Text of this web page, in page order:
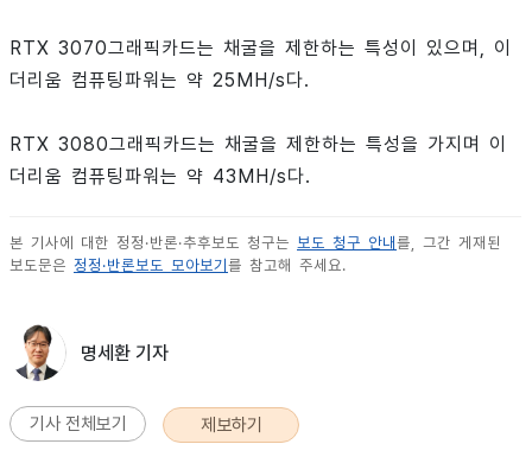
RTX 3070그래픽카드는 채굴을 제한하는 특성이 있으며, 이
더리움 컴퓨팅파워는 약 25MH/s다.
RTX 3080그래픽카드는 채굴을 제한하는 특성을 가지며 이
더리움 컴퓨팅파워는 약 43MH/s다.
본 기사에 대한 정정·반론·추후보도 청구는 보도 청구 안내 를, 그간 게재된
보도문은 정정·반론보도 모아보기 를 참고해 주세요.
명세환 기자
기사 전체보기 제보하기